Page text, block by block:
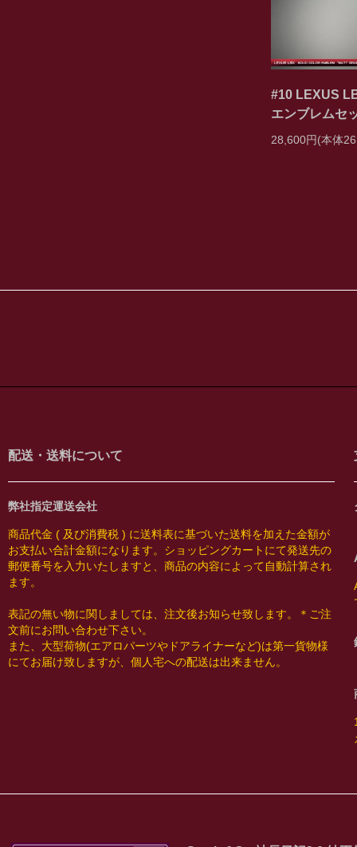
#10 LEXUS
エンブレムセ
28,600円(本体
配送・送料について
弊社指定運送会社
商品代金 ( 及び消費税 ) に送料表に基づいた送料を加えた金額が
お支払い合計金額になります。ショッピングカートにて発送先の
郵便番号を入力いたしますと、商品の内容によって自動計算され
ます。
表記の無い物に関しましては、注文後お知らせ致します。＊ご注
文前にお問い合わせ下さい。
また、大型荷物(エアロパーツやドアライナーなど)は第一貨物様
にてお届け致しますが、個人宅への配送は出来ません。